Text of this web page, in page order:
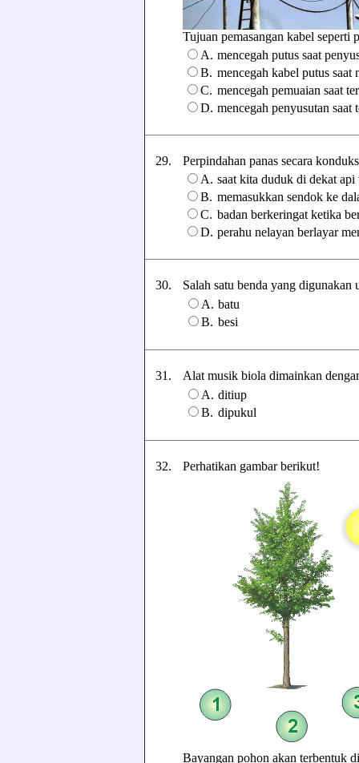
Tujuan pemasangan kabel seperti
A. mencegah putus saat
B. mencegah kabel putus saat
C. mencegah pemuaian saat
D. mencegah penyusutan
29.
Perpindahan panas secara
A. saat kita duduk di dekat api
B. memasukkan sendok ke
C. badan berkeringat ketika
D. perahu nelayan berlayar
30.
Salah satu benda yang
A. batu
B. besi
31.
Alat musik biola dimainkan
A. ditiup
B. dipukul
32. Perhatikan gambar berikut!
Bayangan pohon akan terbentuk